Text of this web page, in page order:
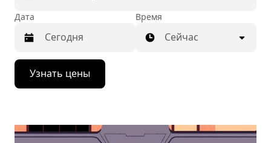
Дата
Нажмите
стрелку
вниз,
календарю
Время
Сейчас
Узнать цены